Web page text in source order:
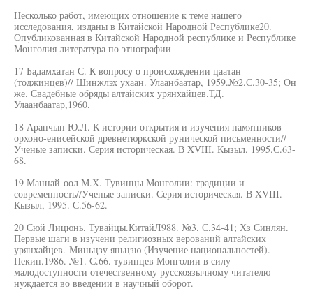
Несколько работ, имеющих отношение к теме нашего
исследования, изданы в Китайской Народной Республике20.
Опубликованная в Китайской Народной республике и Республике
Монголия литература по этнографии
17 Бадамхатан С. К вопросу о происхождении цаатан
(тоджинцев)// Шинжлэх ухаан. Улаанбаатар, 1959.№2.С.30-35; Он
же. Свадебные обряды алтайских урянхайцев.ТД.
Улаанбаатар,1960.
18 Аранчын Ю.Л. К истории открытия и изучения памятников
орхоно-енисейской древнетюркской рунической письменности//
Ученые записки. Серия историческая. В XVIII. Кызыл. 1995.С.63-
68.
19 Маннай-оол М.Х. Тувинцы Монголии: традиции и
современность//Ученые записки. Серия историческая. В XVIII.
Кызыл, 1995. С.56-62.
20 Сюй Лицюнь. Тувайцы.КитайЛ988. №3. С.34-41; Хз Синлян.
Первые шаги в изучени религиозных верований алтайских
урянхайцев.-Миньцзу яньцзю (Изучение национальностей).
Пекин.1986. №1. С.66. тувинцев Монголии в силу
малодоступности отечественному русскоязычному читателю
нуждается во введении в научный оборот.